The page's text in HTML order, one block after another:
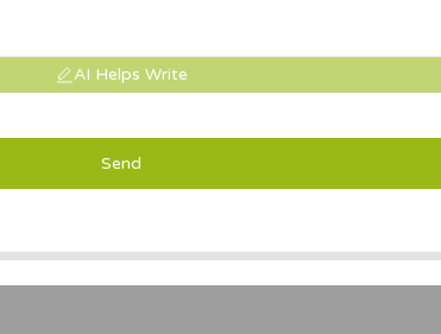
AI Helps Write
Send